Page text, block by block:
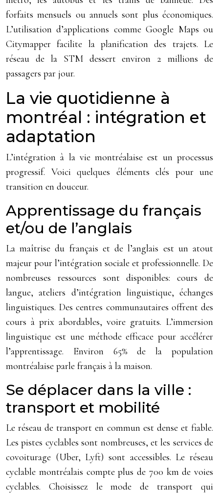
forfaits mensuels ou annuels sont plus économiques.
L’utilisation d’applications comme Google Maps ou
Citymapper facilite la planification des trajets. Le
réseau de la STM dessert environ 2 millions de
passagers par jour.
La vie quotidienne à
montréal : intégration et
adaptation
L’intégration à la vie montréalaise est un processus
progressif. Voici quelques éléments clés pour une
transition en douceur.
Apprentissage du français
et/ou de l’anglais
La maîtrise du français et de l’anglais est un atout
majeur pour l’intégration sociale et professionnelle. De
nombreuses ressources sont disponibles: cours de
langue, ateliers d’intégration linguistique, échanges
linguistiques. Des centres communautaires offrent des
cours à prix abordables, voire gratuits. L’immersion
linguistique est une méthode efficace pour accélérer
l’apprentissage. Environ 65% de la population
montréalaise parle français à la maison.
Se déplacer dans la ville :
transport et mobilité
Le réseau de transport en commun est dense et fiable.
Les pistes cyclables sont nombreuses, et les services de
covoiturage (Uber, Lyft) sont accessibles. Le réseau
cyclable montréalais compte plus de 700 km de voies
cyclables. Choisissez le mode de transport qui